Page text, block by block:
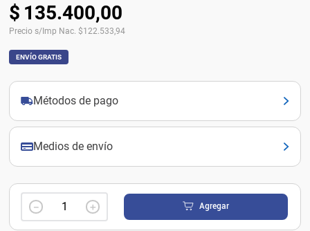
$ 135.400,00
Precio s/Imp Nac. $122.533,94
ENVÍO GRATIS
Métodos de pago
Medios de envío
＋
－ Agregar